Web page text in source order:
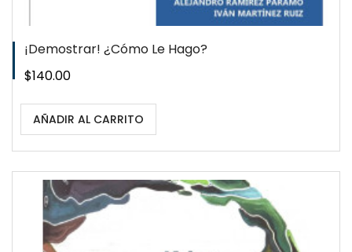
¡Demostrar! ¿Cómo Le Hago?
Precio
$140.00
AÑADIR AL CARRITO